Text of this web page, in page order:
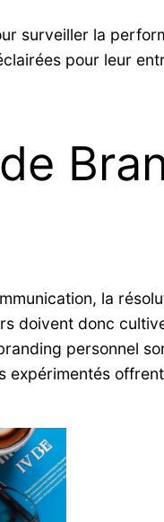
surveiller la
pour leur
la
doivent donc
personnel
expérimentés